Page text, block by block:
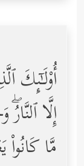
أُوْلَـٰۤىِٕكَ
إِلَّا
مَّا كَانُواْ